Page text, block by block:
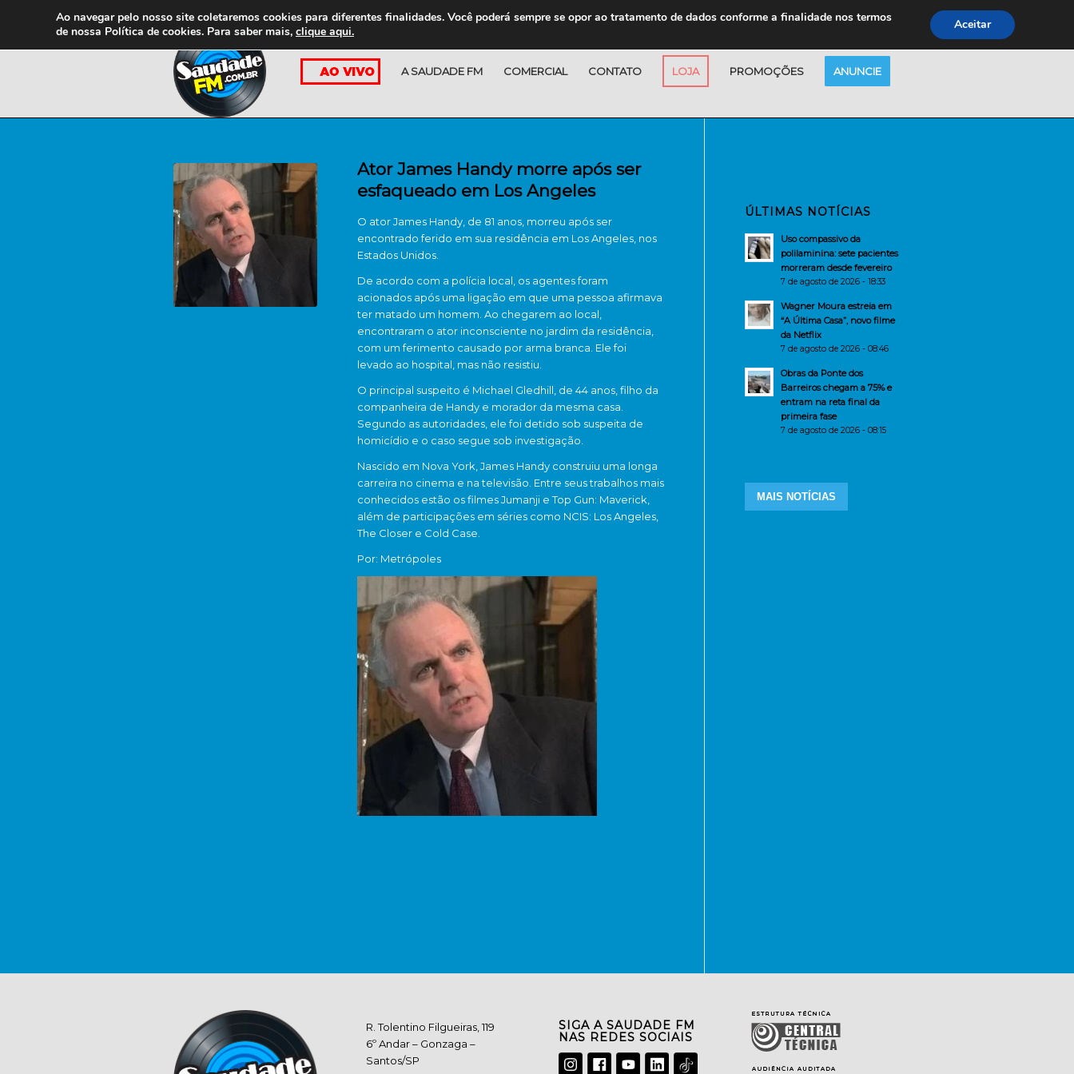
A SAUDADE FM COMERCIAL CONTATO LOJA PROMOÇÕES ANUNCIE
Ator James Handy morre após ser
esfaqueado em Los Angeles
O atorJames Handy , de 81 anos, morreu após ser
encontrado ferido em sua residência em Los Angeles, nos
Estados Unidos.
De acordo com a polícia local, os agentes foram
acionados após uma ligação em que uma pessoa afirmava
ter matado um homem. Ao chegarem ao local,
encontraram o ator inconsciente no jardim da residência,
com um ferimento causado por arma branca. Ele foi
levado ao hospital, mas não resistiu.
O principal suspeito é Michael Gledhill, de 44 anos, filho da
companheira de Handy e morador da mesma casa.
Segundo as autoridades, ele foi detido sob suspeita de
homicídio e o caso segue sob investigação.
Nascido em Nova York, James Handy construiu uma longa
carreira no cinema e na televisão. Entre seus trabalhos mais
conhecidos estão os filmesJumanji eTop Gun: Maverick
além de participações em séries como NCIS: Los Angeles
The Closer e Cold Case
Por: Metrópoles
ÚLTIMAS NOTÍCIAS
Uso compassivo da
polilaminina: sete pacientes
morreram desde fevereiro
7 de agosto de 2026 - 18:33
Wagner Moura estreia em
“A Última Casa”, novo filme
da Netflix
7 de agosto de 2026 - 08:46
Obras da Ponte dos
Barreiros chegam a 75% e
entram na reta final da
primeira fase
7 de agosto de 2026 - 08:15
MAIS NOTÍCIAS
R. Tolentino Filgueiras, 119
6º Andar – Gonzaga –
Santos/SP
SIGA A SAUDADE FM
NAS REDES SOCIAIS
Ao navegar pelo nosso site coletaremos cookies para diferentes finalidades. Você poderá sempre se opor ao tratamento de dados conforme a finalidade nos termos
de nossa Política de cookies. Para saber mais, clique aqui. Aceitar